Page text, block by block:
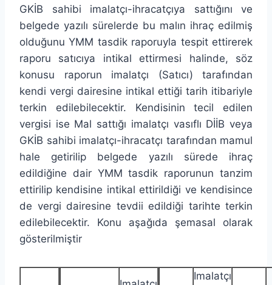
GKİB sahibi imalatçı-ihracatçıya sattığını ve
belgede yazılı sürelerde bu malın ihraç edilmiş
olduğunu YMM tasdik raporuyla tespit ettirerek
raporu satıcıya intikal ettirmesi halinde, söz
konusu raporun imalatçı (Satıcı) tarafından
kendi vergi dairesine intikal ettiği tarih itibariyle
terkin edilebilecektir. Kendisinin tecil edilen
vergisi ise Mal sattığı imalatçı vasıflı DİİB veya
GKİB sahibi imalatçı-ihracatçı tarafından mamul
hale getirilip belgede yazılı sürede ihraç
edildiğine dair YMM tasdik raporunun tanzim
ettirilip kendisine intikal ettirildiği ve kendisince
de vergi dairesine tevdii edildiği tarihte terkin
edilebilecektir. Konu aşağıda şemasal olarak
gösterilmiştir
Imalatçı